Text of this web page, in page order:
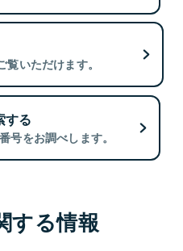
いただけます。
する
号をお調べします。
する情報